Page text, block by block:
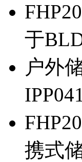
于
户外
携式